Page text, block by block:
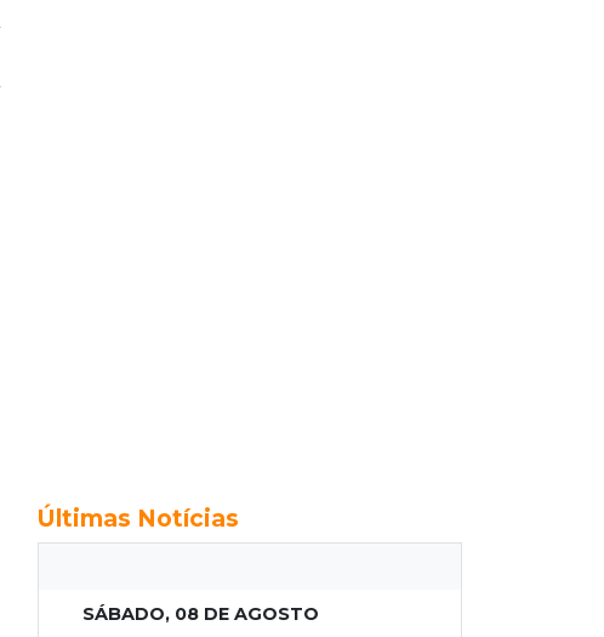
Últimas Notícias
SÁBADO, 08 DE AGOSTO